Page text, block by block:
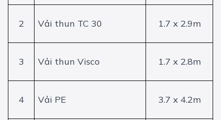
2 Vải thun TC 30 1.7 x 2.9m
3 Vải thun Visco 1.7 x 2.8m
4 Vải PE 3.7 x 4.2m